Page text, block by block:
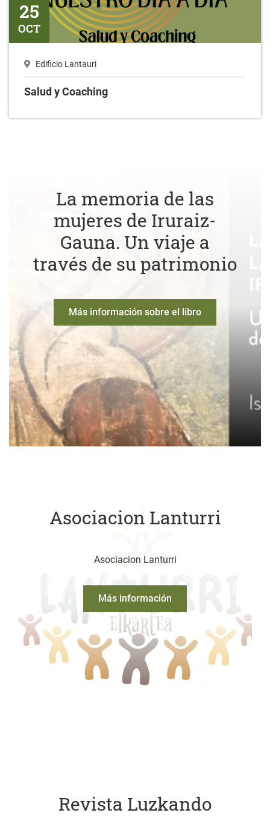
25
OCT
Edificio Lantauri
Salud y Coaching
La memoria de las
mujeres de Iruraiz-
Gauna. Un viaje a
través de su patrimonio
Más información sobre el libro
Asociacion Lanturri
Asociacion Lanturri
Más información
Revista Luzkando